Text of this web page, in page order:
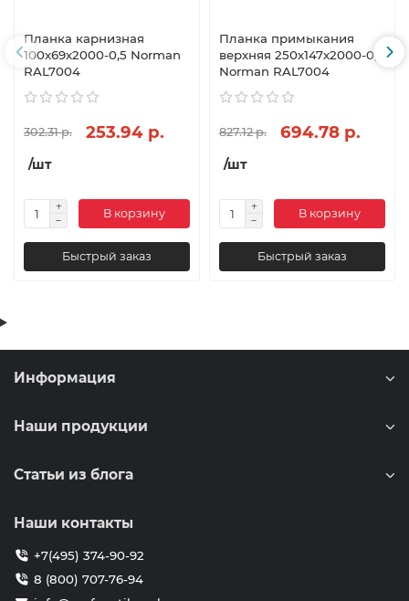
Планка карнизная
100х69х2000-0,5 Norman
RAL7004
302.31 р. 253.94 р.
/шт
В корзину
Быстрый заказ
Планка примыкания
верхняя 250х147х2000-0,5
Norman RAL7004
827.12 р. 694.78 р.
/шт
В корзину
Быстрый заказ
Информация
Наши продукции
Статьи из блога
Наши контакты
+7(495) 374-90-92
8 (800) 707-76-94